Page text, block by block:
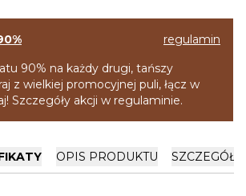
regulamin
90% na każdy drugi, tańszy
z wielkiej promocyjnej puli, łącz w
Szczegóły akcji w regulaminie.
OPIS PRODUKTU